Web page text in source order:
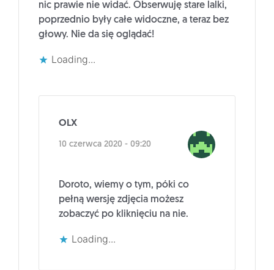
nic prawie nie widać. Obserwuję stare lalki,
poprzednio były całe widoczne, a teraz bez
głowy. Nie da się oglądać!
Loading...
OLX
10 czerwca 2020 - 09:20
Doroto, wiemy o tym, póki co
pełną wersję zdjęcia możesz
zobaczyć po kliknięciu na nie.
Loading...